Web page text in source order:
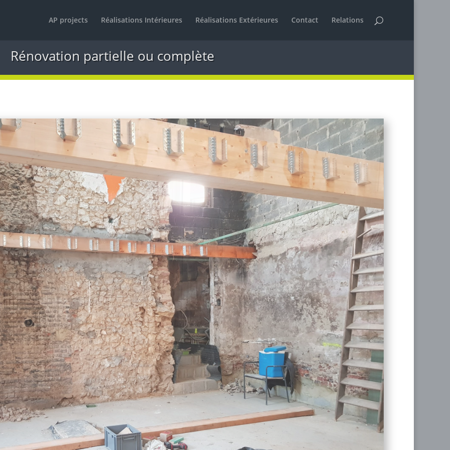
AP projects Réalisations Intérieures Réalisations Extérieures Contact Relations
Rénovation partielle ou complète